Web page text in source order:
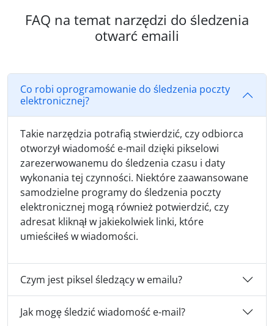
FAQ na temat narzędzi do śledzenia
otwarć emaili
Co robi oprogramowanie do śledzenia poczty
elektronicznej?
Takie narzędzia potrafią stwierdzić, czy odbiorca
otworzył wiadomość e-mail dzięki pikselowi
zarezerwowanemu do śledzenia czasu i daty
wykonania tej czynności. Niektóre zaawansowane
samodzielne programy do śledzenia poczty
elektronicznej mogą również potwierdzić, czy
adresat kliknął w jakiekolwiek linki, które
umieściłeś w wiadomości.
Czym jest piksel śledzący w emailu?
Jak mogę śledzić wiadomość e-mail?